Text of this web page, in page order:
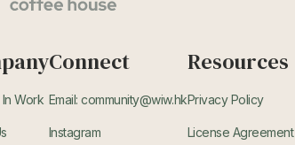
Work
Connect
Email: community@wiw.hk
Instagram
Resources
Privacy Policy
License Agreement